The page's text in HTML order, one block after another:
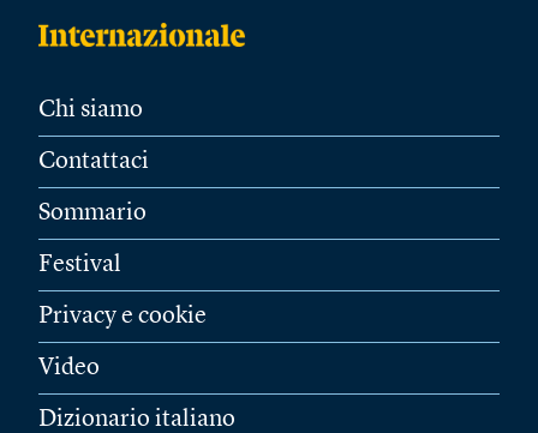
Chi siamo
Contattaci
Sommario
Festival
Privacy e cookie
Video
Dizionario italiano